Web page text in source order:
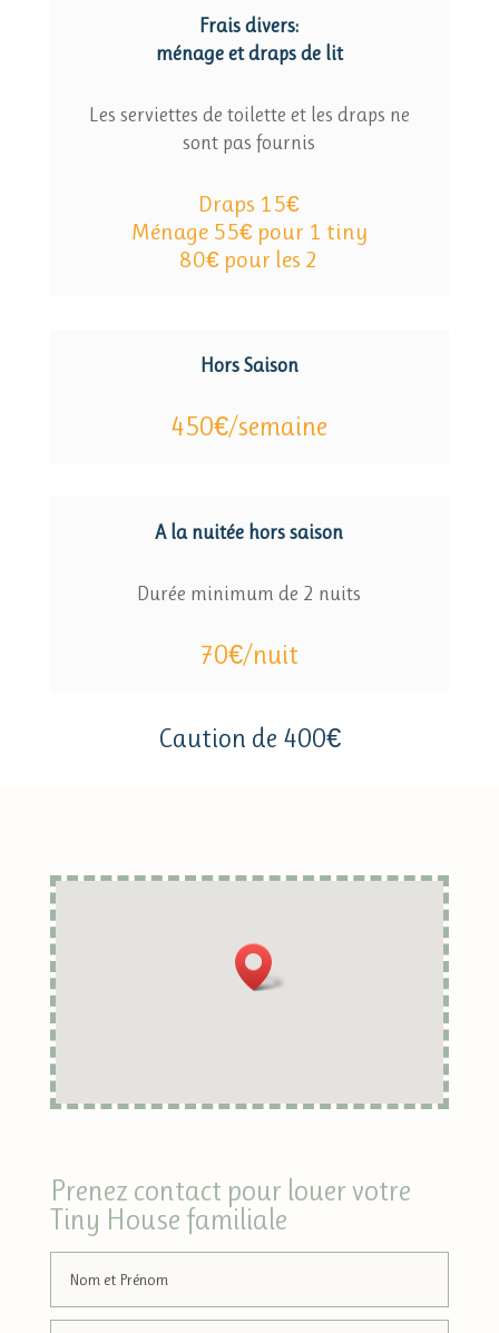
Frais divers:
ménage et draps de lit
Les serviettes de toilette et les draps ne
sont pas fournis
Draps 15€
Ménage 55€ pour 1 tiny
80€ pour les 2
Hors Saison
450€/semaine
A la nuitée hors saison
Durée minimum de 2 nuits
70€/nuit
Caution de 400€
Prenez contact pour louer votre
Tiny House familiale